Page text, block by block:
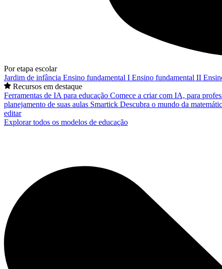
Por etapa escolar
Jardim de infância Ensino fundamental I Ensino fundamental II
Recursos em destaque
Ferramentas de IA para educação Comece a criar com IA, para
planejamento de suas aulas Smartick Descubra o mundo da
editar
Explorar todos os modelos de educação